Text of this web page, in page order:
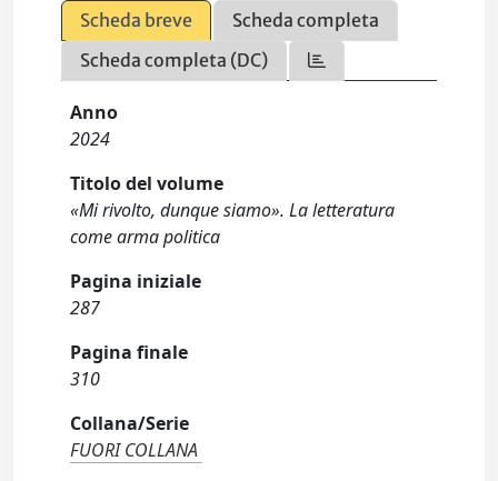
Scheda breve
Scheda completa
Scheda completa (DC)
Anno
2024
Titolo del volume
«Mi rivolto, dunque siamo». La letteratura
come arma politica
Pagina iniziale
287
Pagina finale
310
Collana/Serie
FUORI COLLANA